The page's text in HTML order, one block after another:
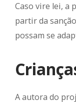
Caso vire lei, a
partir da
possam se
A autora do